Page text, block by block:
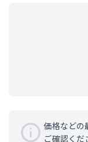
価格などの
ご確認くだ